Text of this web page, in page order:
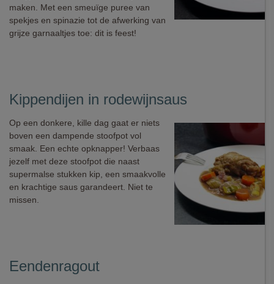
maken. Met een smeuïge puree van
spekjes en spinazie tot de afwerking van
grijze garnaaltjes toe: dit is feest!
Kippendijen in rodewijnsaus
Op een donkere, kille dag gaat er niets
boven een dampende stoofpot vol
smaak. Een echte opknapper! Verbaas
jezelf met deze stoofpot die naast
supermalse stukken kip, een smaakvolle
en krachtige saus garandeert. Niet te
missen.
Eendenragout